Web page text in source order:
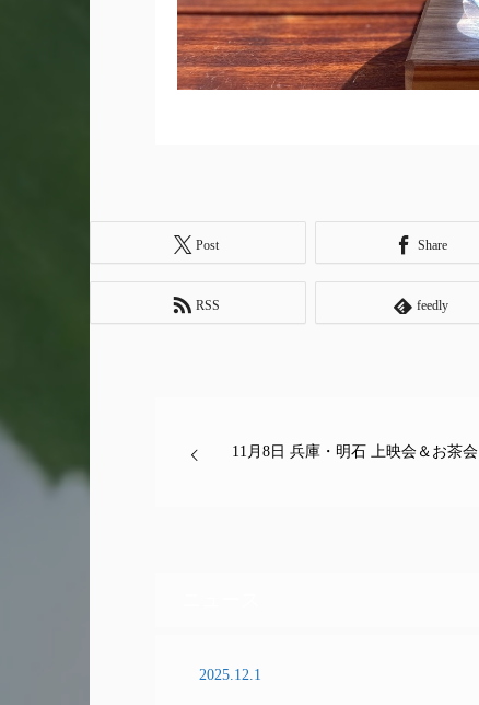
Post Share
RSS feedly
11月8日 兵庫・明石 上映会＆お茶会
2025.12.1